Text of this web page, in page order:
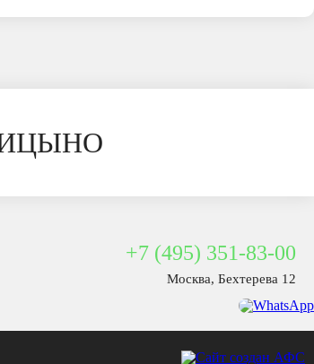
+7 (495) 351-83-00
Москва, Бехтерева 12